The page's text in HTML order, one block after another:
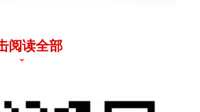
阅读全部